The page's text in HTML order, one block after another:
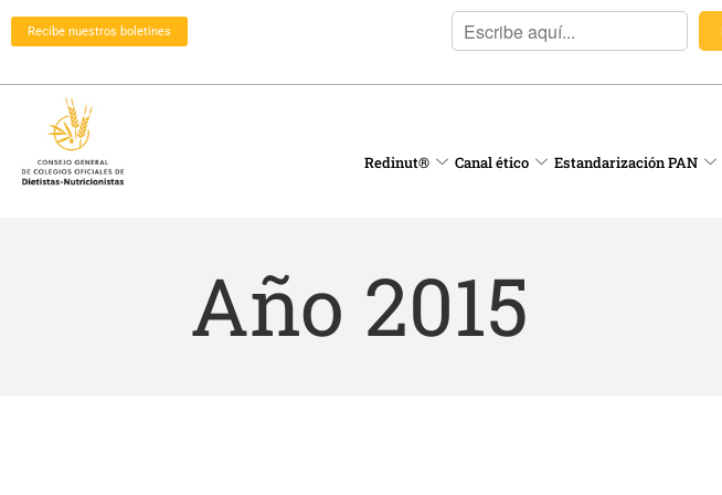
Recibe nuestros boletines
Redinut® Canal ético Estandarización PAN
Año 2015